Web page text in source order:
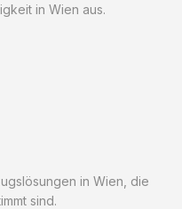
in Wien aus.
in Wien, die
sind.